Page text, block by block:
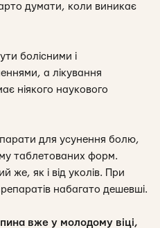
думати, коли виникає
болісними і
а лікування
ніякого наукового
для усунення болю,
таблетованих форм.
же, як і від уколів. При
набагато дешевші.
вже у молодому віці,